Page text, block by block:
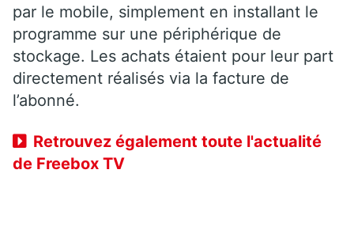
par le mobile, simplement en installant le
programme sur une périphérique de
stockage. Les achats étaient pour leur part
directement réalisés via la facture de
l’abonné.
Retrouvez également toute l'actualité
de Freebox TV